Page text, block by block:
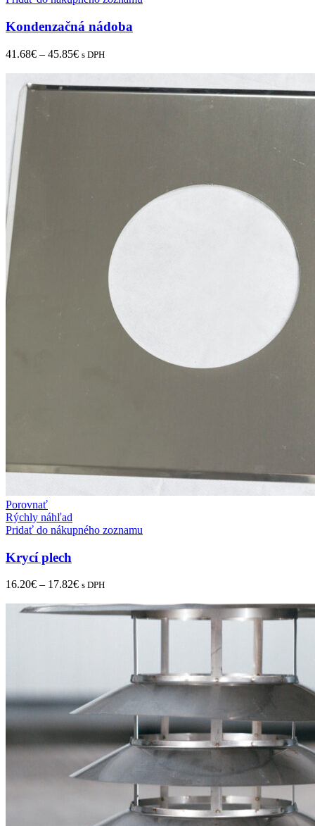
Kondenzačná nádoba
41.68€ – 45.85€ s DPH
Porovnať
Rýchly náhľad
Pridať do nákupného zoznamu
Krycí plech
16.20€ – 17.82€ s DPH